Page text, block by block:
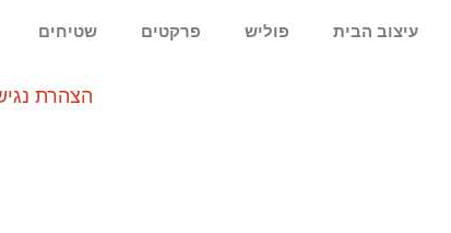
עיצוב הבית פוליש פרקטים שטיחים
הצהרת